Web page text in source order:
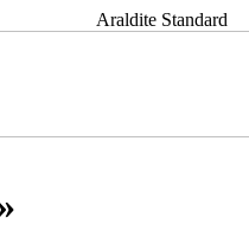
Araldite Standard